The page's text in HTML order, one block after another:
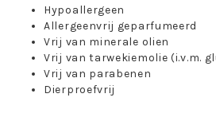
Hypoallergeen
Allergeenvrij geparfumeerd
Vrij van minerale olien
Vrij van tarwekiemolie (i.v.m.
Vrij van parabenen
Dierproefvrij